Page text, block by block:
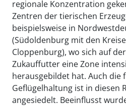
regionale Konzentration
Zentren der tierischen
beispielsweise in
(Südoldenburg mit den
Cloppenburg), wo sich auf
Zukauffutter eine Zone
herausgebildet hat. Auch die
Geflügelhaltung ist in diesen
angesiedelt. Beeinflusst